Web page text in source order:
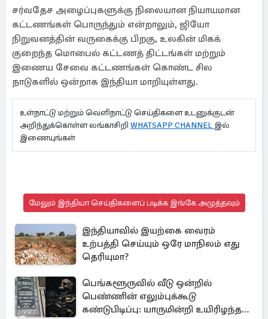
சர்வதேச அழைப்புகளுக்கு நிலையான நியாயமான
கட்டணங்கள் பொருந்தும் என்றாலும், ஜியோ
நிறுவனத்தின் வருகைக்கு பிறகு, உலகின் மிகக்
குறைந்த மொபைல் கட்டணத் திட்டங்கள் மற்றும்
இணைய சேவை கட்டணங்கள் கொண்ட சில
நாடுகளில் ஒன்றாக இந்தியா மாறியுள்ளது.
உள்நாட்டு மற்றும் வெளிநாட்டு செய்திகளை உடனுக்குடன்
அறிந்துக்கொள்ள லங்காசிறி WHATSAPP CHANNEL இல்
இணையுங்கள்
மேலும் இந்தியா செய்திகளைப் படிக்க இங்கே அழுத்தவும்
இந்தியாவில் இயற்கை வைரம்
உற்பத்தி செய்யும் ஒரே மாநிலம் எது
தெரியுமா?
பெங்களூருவில் வீடு ஒன்றில்
பெண்ணின் எலும்புக்கூடு
கண்டுபிடிப்பு: யாருமின்றி உயிரிழந்த